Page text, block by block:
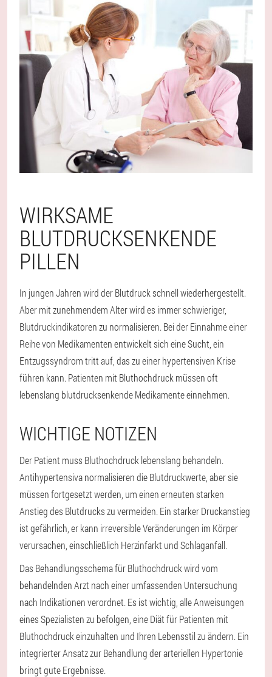
WIRKSAME
BLUTDRUCKSENKENDE
PILLEN
In jungen Jahren wird der Blutdruck schnell wiederhergestellt.
Aber mit zunehmendem Alter wird es immer schwieriger,
Blutdruckindikatoren zu normalisieren. Bei der Einnahme einer
Reihe von Medikamenten entwickelt sich eine Sucht, ein
Entzugssyndrom tritt auf, das zu einer hypertensiven Krise
führen kann. Patienten mit Bluthochdruck müssen oft
lebenslang blutdrucksenkende Medikamente einnehmen.
WICHTIGE NOTIZEN
Der Patient muss Bluthochdruck lebenslang behandeln.
Antihypertensiva normalisieren die Blutdruckwerte, aber sie
müssen fortgesetzt werden, um einen erneuten starken
Anstieg des Blutdrucks zu vermeiden. Ein starker Druckanstieg
ist gefährlich, er kann irreversible Veränderungen im Körper
verursachen, einschließlich Herzinfarkt und Schlaganfall.
Das Behandlungsschema für Bluthochdruck wird vom
behandelnden Arzt nach einer umfassenden Untersuchung
nach Indikationen verordnet. Es ist wichtig, alle Anweisungen
eines Spezialisten zu befolgen, eine Diät für Patienten mit
Bluthochdruck einzuhalten und Ihren Lebensstil zu ändern. Ein
integrierter Ansatz zur Behandlung der arteriellen Hypertonie
bringt gute Ergebnisse.